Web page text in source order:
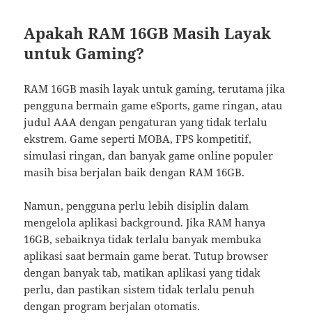
Apakah RAM 16GB Masih Layak
untuk Gaming?
RAM 16GB masih layak untuk gaming, terutama jika
pengguna bermain game eSports, game ringan, atau
judul AAA dengan pengaturan yang tidak terlalu
ekstrem. Game seperti MOBA, FPS kompetitif,
simulasi ringan, dan banyak game online populer
masih bisa berjalan baik dengan RAM 16GB.
Namun, pengguna perlu lebih disiplin dalam
mengelola aplikasi background. Jika RAM hanya
16GB, sebaiknya tidak terlalu banyak membuka
aplikasi saat bermain game berat. Tutup browser
dengan banyak tab, matikan aplikasi yang tidak
perlu, dan pastikan sistem tidak terlalu penuh
dengan program berjalan otomatis.